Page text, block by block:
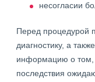
несогласии
Перед процедурой
диагностику, а
информацию о том,
последствия